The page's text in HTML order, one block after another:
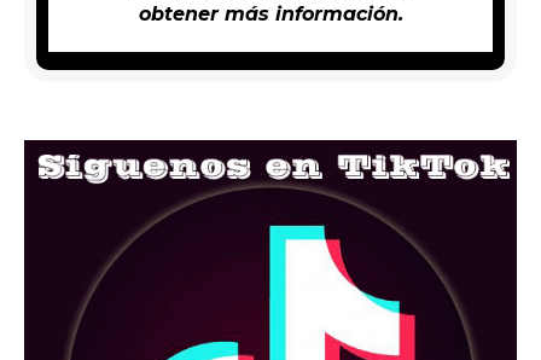
obtener más información.